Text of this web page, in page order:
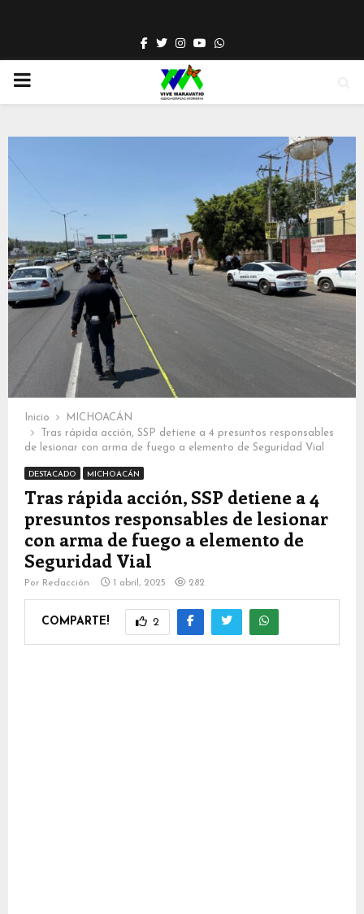
Facebook
TwitterInstagram
YoutubeWhatsapp
PRIMARY
Inicio
MICHOACÁN
Tras rápida acción, SSP detiene a 4 presuntos responsables
de lesionar con arma de fuego a elemento de Seguridad Vial
DESTACADO MICHOACÁN
Tras rápida acción, SSP detiene a 4
presuntos responsables de lesionar
con arma de fuego a elemento de
Seguridad Vial
Por Redacción 1 abril, 2025 282
COMPARTE! 2